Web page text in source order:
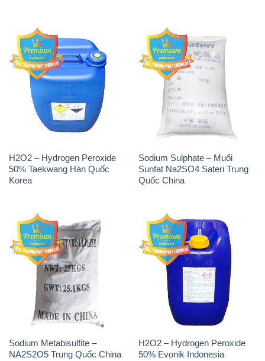
H2O2 – Hydrogen Peroxide
50% Taekwang Hàn Quốc
Korea
Sodium Sulphate – Muối
Sunfat Na2SO4 Sateri Trung
Quốc China
Sodium Metabisulfite –
NA2S2O5 Trung Quốc China
H2O2 – Hydrogen Peroxide
50% Evonik Indonesia